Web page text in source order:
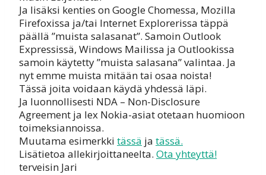
Ja lisäksi kenties on Google Chomessa, Mozilla
Firefoxissa ja/tai Internet Explorerissa täppä
päällä ”muista salasanat”. Samoin Outlook
Expressissä, Windows Mailissa ja Outlookissa
samoin käytetty ”muista salasana” valintaa. Ja
nyt emme muista mitään tai osaa noista!
Tässä joita voidaan käydä yhdessä läpi.
Ja luonnollisesti NDA – Non-Disclosure
Agreement ja lex Nokia-asiat otetaan huomioon
toimeksiannoissa.
Muutama esimerkki tässä ja tässä.
Lisätietoa allekirjoittaneelta. Ota yhteyttä!
terveisin Jari